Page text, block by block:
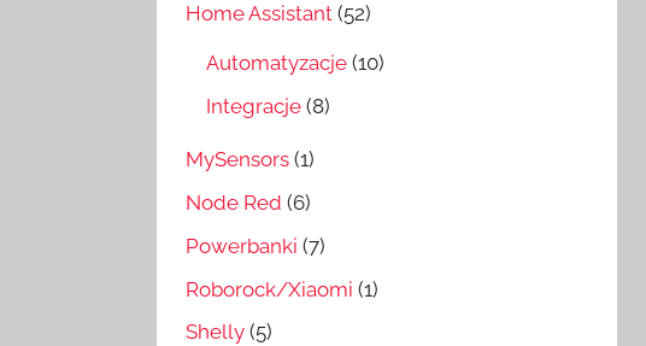
Home Assistant (52)
Automatyzacje (10)
Integracje (8)
MySensors (1)
Node Red (6)
Powerbanki (7)
Roborock/Xiaomi (1)
Shelly (5)